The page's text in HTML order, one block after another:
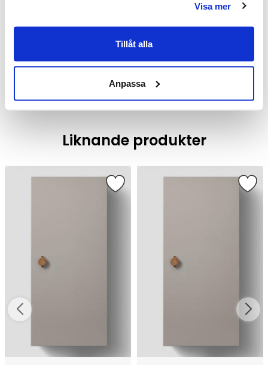
Visa mer
Tillåt alla
Anpassa
Väggskåp
Badrumsmöbler /Badrumsskåp
Liknande produkter